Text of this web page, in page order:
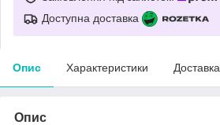
Доступна доставка
Опис Характеристики Доставка
Опис